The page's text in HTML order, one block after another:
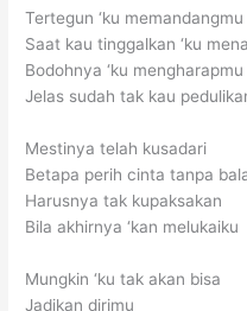
Tertegun ‘ku memandangmu
Saat kau tinggalkan ‘ku
Bodohnya ‘ku mengharapmu
Jelas sudah tak kau
Mestinya telah kusadari
Betapa perih cinta tanpa
Harusnya tak kupaksakan
Bila akhirnya ‘kan melukaiku
Mungkin ‘ku tak akan bisa
Jadikan dirimu